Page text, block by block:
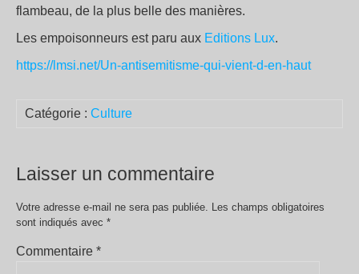
flambeau, de la plus belle des manières.
Les empoisonneurs est paru aux Editions Lux.
https://lmsi.net/Un-antisemitisme-qui-vient-d-en-haut
Catégorie : Culture
Laisser un commentaire
Votre adresse e-mail ne sera pas publiée. Les champs obligatoires
sont indiqués avec *
Commentaire *